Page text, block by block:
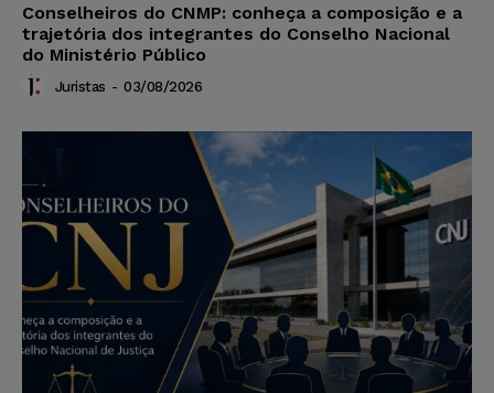
Conselheiros do CNMP: conheça a composição e a
trajetória dos integrantes do Conselho Nacional
do Ministério Público
Juristas - 03/08/2026